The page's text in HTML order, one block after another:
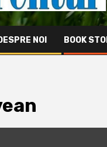
NOI BOOK